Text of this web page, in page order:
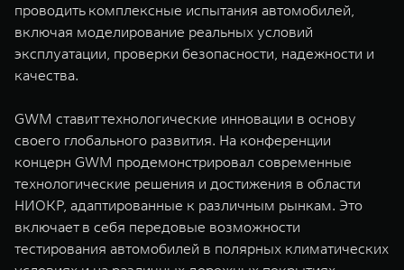
проводить комплексные испытания автомобилей,
включая моделирование реальных условий
эксплуатации, проверки безопасности, надежности и
качества.
GWM ставит технологические инновации в основу
своего глобального развития. На конференции
концерн GWM продемонстрировал современные
технологические решения и достижения в области
НИОКР, адаптированные к различным рынкам. Это
включает в себя передовые возможности
тестирования автомобилей в полярных климатических